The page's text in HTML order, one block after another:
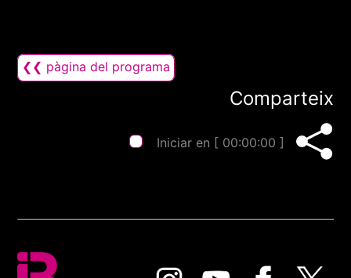
❮❮ pàgina del programa
Comparteix
Iniciar en [ 00:00:00 ]